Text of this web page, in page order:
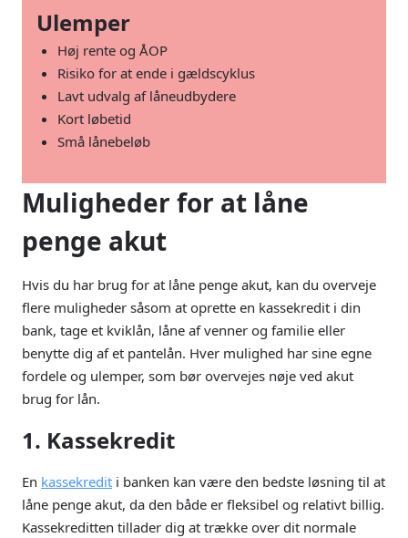
Ulemper
Høj rente og ÅOP
Risiko for at ende i gældscyklus
Lavt udvalg af låneudbydere
Kort løbetid
Små lånebeløb
Muligheder for at låne
penge akut
Hvis du har brug for at låne penge akut, kan du overveje
flere muligheder såsom at oprette en kassekredit i din
bank, tage et kviklån, låne af venner og familie eller
benytte dig af et pantelån. Hver mulighed har sine egne
fordele og ulemper, som bør overvejes nøje ved akut
brug for lån.
1. Kassekredit
En kassekredit i banken kan være den bedste løsning til at
låne penge akut, da den både er fleksibel og relativt billig.
Kassekreditten tillader dig at trække over dit normale